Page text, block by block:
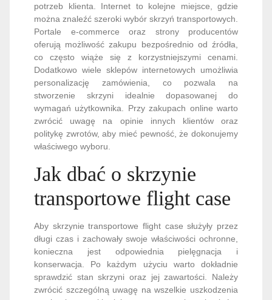
potrzeb klienta. Internet to kolejne miejsce, gdzie
można znaleźć szeroki wybór skrzyń transportowych.
Portale e-commerce oraz strony producentów
oferują możliwość zakupu bezpośrednio od źródła,
co często wiąże się z korzystniejszymi cenami.
Dodatkowo wiele sklepów internetowych umożliwia
personalizację zamówienia, co pozwala na
stworzenie skrzyni idealnie dopasowanej do
wymagań użytkownika. Przy zakupach online warto
zwrócić uwagę na opinie innych klientów oraz
politykę zwrotów, aby mieć pewność, że dokonujemy
właściwego wyboru.
Jak dbać o skrzynie
transportowe flight case
Aby skrzynie transportowe flight case służyły przez
długi czas i zachowały swoje właściwości ochronne,
konieczna jest odpowiednia pielęgnacja i
konserwacja. Po każdym użyciu warto dokładnie
sprawdzić stan skrzyni oraz jej zawartości. Należy
zwrócić szczególną uwagę na wszelkie uszkodzenia